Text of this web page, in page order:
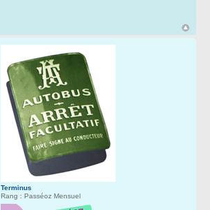
Terminus
Rang : Passéoz Mensuel